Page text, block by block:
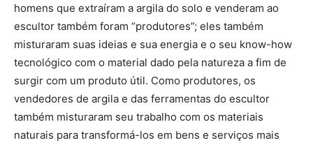
homens que extraíram a argila do solo e venderam ao
escultor também foram “produtores”; eles também
misturaram suas ideias e sua energia e o seu know-how
tecnológico com o material dado pela natureza a fim de
surgir com um produto útil. Como produtores, os
vendedores de argila e das ferramentas do escultor
também misturaram seu trabalho com os materiais
naturais para transformá-los em bens e serviços mais